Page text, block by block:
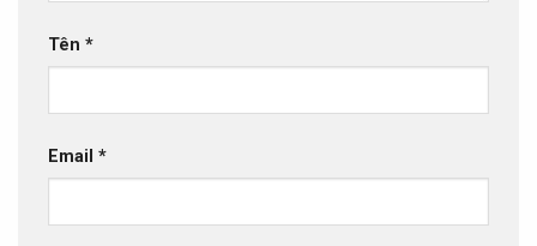
Tên *
Email *